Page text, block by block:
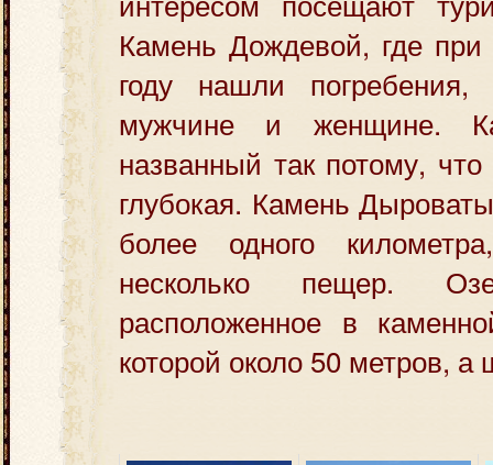
Камень Дождевой, где при
году нашли погребения,
мужчине и женщине.
названный так потому,
глубокая. Камень
более одного
несколько пещер.
расположенное в
которой около 50 метров,